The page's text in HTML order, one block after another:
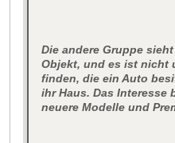
Die andere Gruppe
Objekt, und es ist nicht
finden, die ein Auto
ihr Haus. Das Interesse
neuere Modelle und